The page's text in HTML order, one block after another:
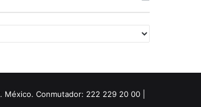
Conmutador: 222 229 20 00 |